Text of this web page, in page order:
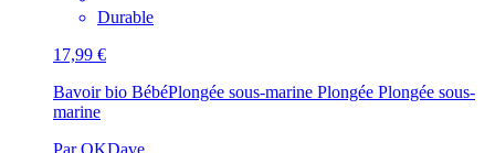
Durable
17,99 €
Bavoir bio BébéPlongée sous-marine Plongée Plongée sous-
marine
Par OKDave